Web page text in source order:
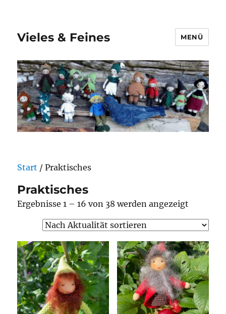
Vieles & Feines MENÜ
Start / Praktisches
Praktisches
Ergebnisse 1 – 16 von 38 werden angezeigt
sortiert